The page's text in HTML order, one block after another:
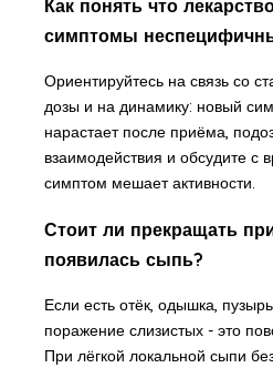
Как понять что
симптомы
Ориентируйтесь на связь со
дозы и на динамику: новый
нарастает после приёма,
взаимодействия и обсудите с
симптом мешает активности.
Стоит ли прекращать
появилась сыпь?
Если есть отёк, одышка,
поражение слизистых - это
При лёгкой локальной сыпи